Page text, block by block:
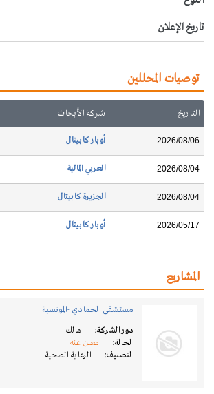
تاريخ الإعلان
توصيات المحللين
التاريخ شركة الأبحاث
2026/08/06 أوبار كابيتال
2026/08/04 العربي المالية
2026/08/04 الجزيرة كابيتال
2026/05/17 أوبار كابيتال
المشاريع
مستشفى الحمادي -المونسية
دور الشركة:
مالك
الحالة:
معلن عنه
التصنيف:
الرعاية الصحية